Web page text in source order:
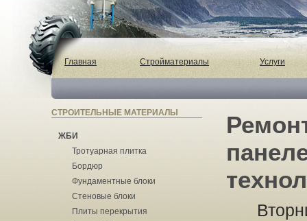
Главная Стройматериалы Услуги
СТРОИТЕЛЬНЫЕ МАТЕРИАЛЫ
ЖБИ
Тротуарная плитка
Бордюр
Фундаментные блоки
Стеновые блоки
Плиты перекрытия